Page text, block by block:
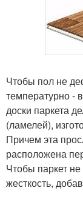
Чтобы пол не
температурно -
доски паркета
(ламелей),
Причем эта
расположена
Чтобы паркет
жесткость,